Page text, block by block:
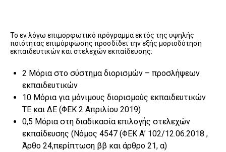
Το εν λόγω επιμορφωτικό πρόγραμμα εκτός της υψηλής
ποιότητας επιμόρφωσης προσδίδει την εξής μοριοδότηση
εκπαιδευτικών και στελεχών εκπαίδευσης:
2 Μόρια στο σύστημα διορισμών – προσλήψεων
εκπαιδευτικών
10 Μόρια για μόνιμους διορισμούς εκπαιδευτικών
ΤΕ και ΔΕ (ΦΕΚ 2 Απριλίου 2019)
0,5 Μόρια στη διαδικασία επιλογής στελεχών
εκπαίδευσης (Nόμος 4547 (ΦΕΚ Α’ 102/12.06.2018 ,
Άρθο 24,περίπτωση ββ και άρθρο 21, α)